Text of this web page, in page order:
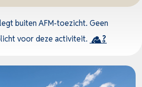
buiten AFM-toezicht. Geen
voor deze activiteit.